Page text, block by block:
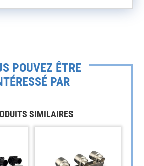
POUVEZ ÊTRE
PAR
SIMILAIRES